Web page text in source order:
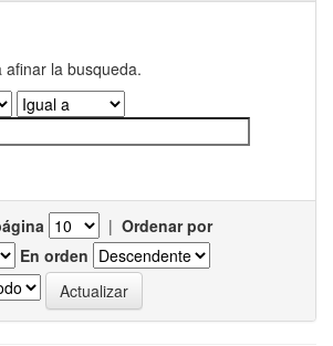
afinar la busqueda.
| Ordenar por
En orden